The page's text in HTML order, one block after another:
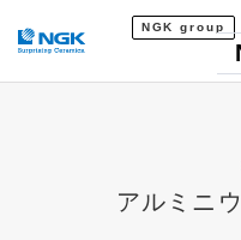
NGK group
アルミニ